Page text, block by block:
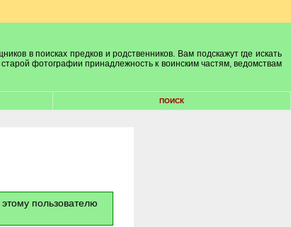
в поисках предков и родственников. Вам подскажут где искать
фотографии принадлежность к воинским частям, ведомствам
ПОИСК
пользователю